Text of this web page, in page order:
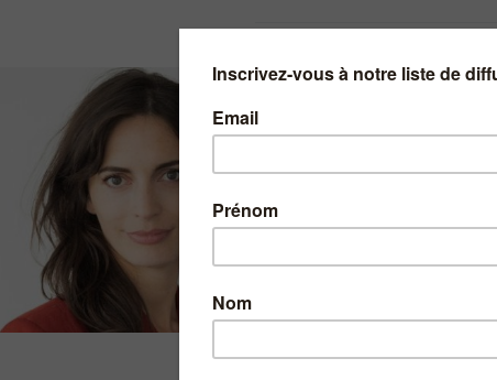
Café nile
Rapport
Marguerite
de la Caisse nationale